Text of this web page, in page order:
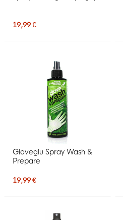
19,99 €
Gloveglu Spray Wash &
Prepare
19,99 €